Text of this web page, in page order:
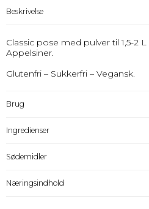
Beskrivelse
Classic pose med pulver til 1,5-2
Appelsiner.
Glutenfri – Sukkerfri – Vegansk.
Brug
Ingredienser
Sødemidler
Næringsindhold